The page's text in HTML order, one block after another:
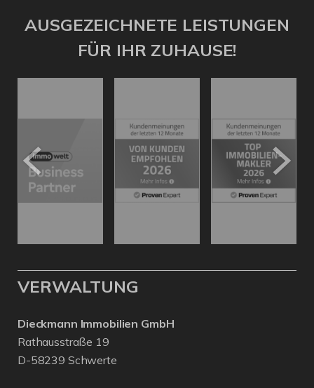
AUSGEZEICHNETE LEISTUNGEN
FÜR IHR ZUHAUSE!
VERWALTUNG
Dieckmann Immobilien GmbH
Rathausstraße 19
D-58239 Schwerte